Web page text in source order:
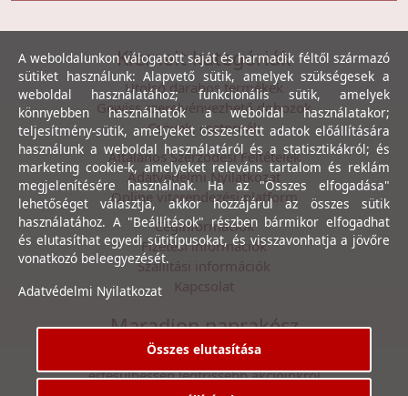
Kiemelt kategóriák
Utolsó darabos termékek
Gewiss szerelvényezhető dobozok
Csövek, csatornák
Általános Szerződési Feltételek
Adatvédelmi Nyilatkozat
Online vitarendezési platform
Céginformációk
Fizetési információk
Szállítási információk
Kapcsolat
Maradjon naprakész
Íratkozzon fel hírlevelünkre, hogy első kézből
értesülhessen legfrissebb akcióinkról
A weboldalunkon válogatott saját és harmadik féltől származó
sütiket használunk: Alapvető sütik, amelyek szükségesek a
weboldal használatához; funkcionális sütik, amelyek
könnyebben használhatók a weboldal használatakor;
teljesítmény-sütik, amelyeket összesített adatok előállítására
használunk a weboldal használatáról és a statisztikákról; és
marketing cookie-k, amelyeket releváns tartalom és reklám
megjelenítésére használnak. Ha az "Összes elfogadása"
lehetőséget választja, akkor hozzájárul az összes sütik
használatához. A "Beállítások" részben bármikor elfogadhat
és elutasíthat egyedi sütitípusokat, és visszavonhatja a jövőre
vonatkozó beleegyezését.
Adatvédelmi Nyilatkozat
Összes elutasítása